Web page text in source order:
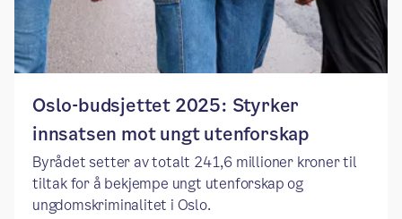
Oslo-budsjettet 2025: Styrker
innsatsen mot ungt utenforskap
Byrådet setter av totalt 241,6 millioner kroner til
tiltak for å bekjempe ungt utenforskap og
ungdomskriminalitet i Oslo.